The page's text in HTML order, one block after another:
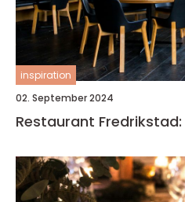
inspiration
02. September 2024
Restaurant Fredrikstad: